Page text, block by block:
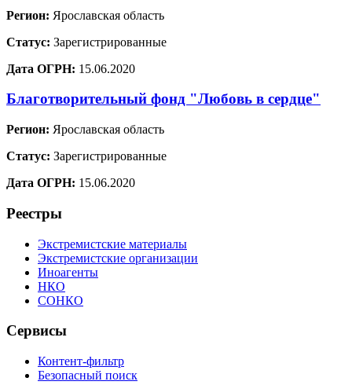
Регион: Ярославская область
Статус: Зарегистрированные
Дата ОГРН: 15.06.2020
Благотворительный фонд "Любовь в сердце"
Регион: Ярославская область
Статус: Зарегистрированные
Дата ОГРН: 15.06.2020
Реестры
Экстремистские материалы
Экстремистские организации
Иноагенты
НКО
СОНКО
Сервисы
Контент-фильтр
Безопасный поиск